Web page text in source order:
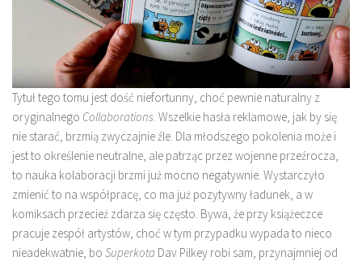
Tytuł tego tomu jest dość niefortunny, choć pewnie naturalny z
oryginalnego Collaborations . Wszelkie hasła reklamowe, jak by się
nie starać, brzmią zwyczajnie źle. Dla młodszego pokolenia może i
jest to określenie neutralne, ale patrząc przez wojenne przeźrocza,
to nauka kolaboracji brzmi już mocno negatywnie. Wystarczyło
zmienić to na współpracę, co ma już pozytywny ładunek, a w
komiksach przecież zdarza się często. Bywa, że przy książeczce
pracuje zespół artystów, choć w tym przypadku wypada to nieco
nieadekwatnie, bo Superkota Dav Pilkey robi sam, przynajmniej od